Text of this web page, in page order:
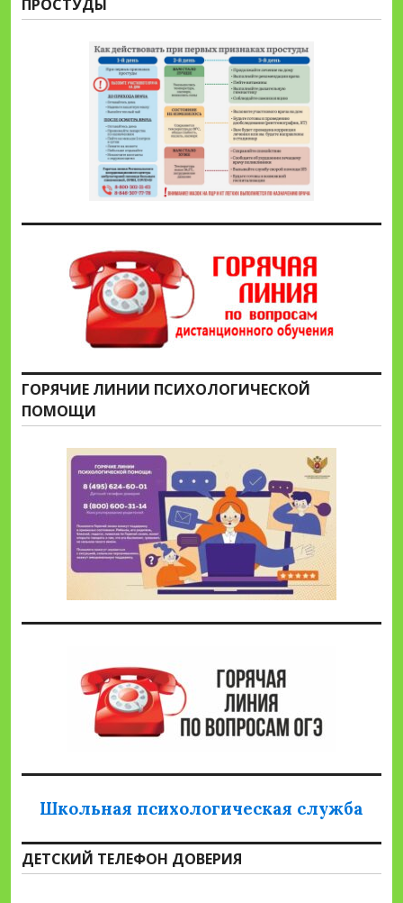
ПРОСТУДЫ
ГОРЯЧИЕ ЛИНИИ ПСИХОЛОГИЧЕСКОЙ
ПОМОЩИ
Школьная психологическая служба
ДЕТСКИЙ ТЕЛЕФОН ДОВЕРИЯ